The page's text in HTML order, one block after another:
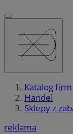
Katalog firm
Handel
Sklepy z
reklama